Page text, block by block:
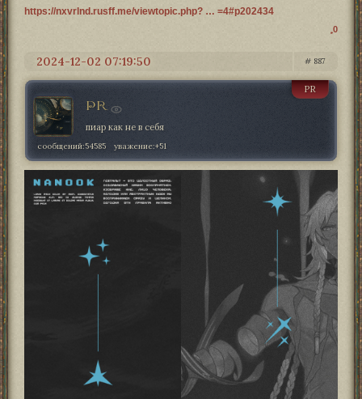
https://nxvrlnd.rusff.me/viewtopic.php? … =4#p202434
0
887
2024-12-02 07:19:50
PR
PR
пиар как не в себя
сообщений:54585 уважение:+51